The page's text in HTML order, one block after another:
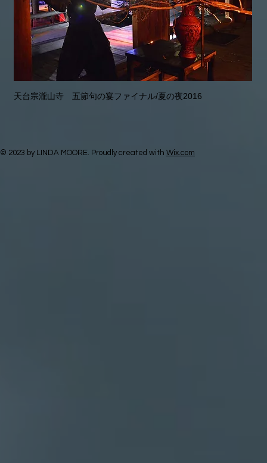
天台宗瀧山寺 五節句の宴ファイナル/夏の夜2016
© 2023 by LINDA MOORE. Proudly created with Wix.com